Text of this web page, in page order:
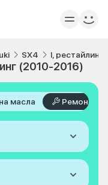
SX4 I, рестайлинг
(2010-2016)
масла Ремонт